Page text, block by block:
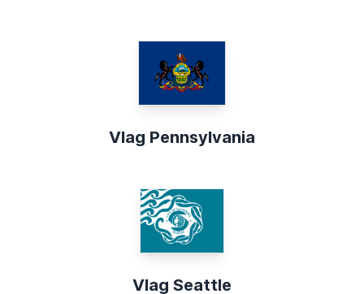
Vlag Pennsylvania
Vlag Seattle